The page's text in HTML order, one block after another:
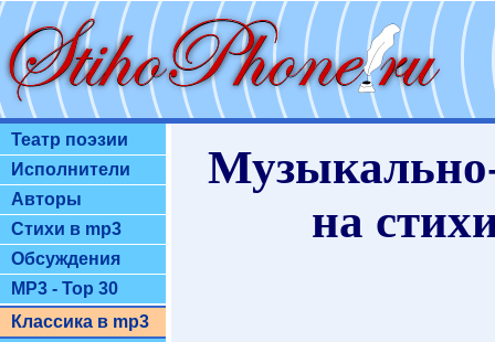
Театр поэзии
Исполнители
Авторы
Стихи в mp3
Обсуждения
MP3 - Top 30
Классика в mp3
на